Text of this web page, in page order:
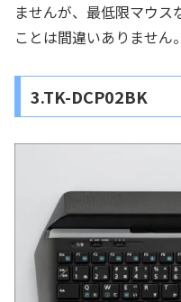
ませんが、最低限マウ
ことは間違いありません。
3.TK-DCP02BK